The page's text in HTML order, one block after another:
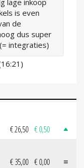
is even
de
dus super
integraties)
€ 26,50 € 0,50
€ 35,00 € 0,00